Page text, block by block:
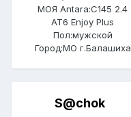
МОЯ Antara:C145 2.4
AT6 Enjoy Plus
Пол:мужской
Город:МО г.Балашиха
S@chok